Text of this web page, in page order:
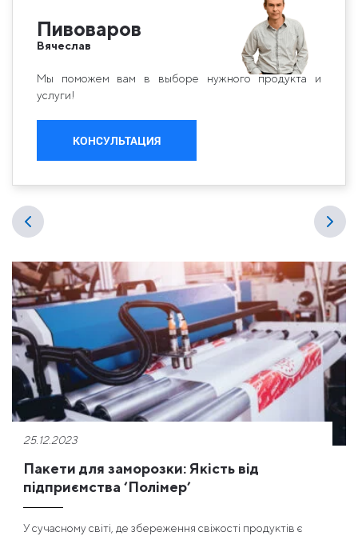
Пивоваров
Вячеслав
Мы поможем вам в выборе нужного продукта и
услуги!
КОНСУЛЬТАЦИЯ
25.12.2023
Пакети для заморозки: Якість від
підприємства ‘Полімер’
У сучасному світі, де збереження свіжості продуктів є